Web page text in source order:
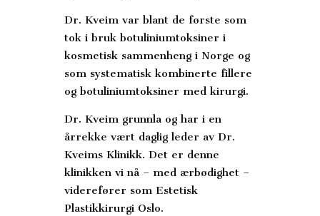
Dr. Kveim var blant de første som
tok i bruk botuliniumtoksiner i
kosmetisk sammenheng i Norge og
som systematisk kombinerte fillere
og botuliniumtoksiner med kirurgi.
Dr. Kveim grunnla og har i en
årrekke vært daglig leder av Dr.
Kveims Klinikk. Det er denne
klinikken vi nå – med ærbødighet –
viderefører som Estetisk
Plastikkirurgi Oslo.